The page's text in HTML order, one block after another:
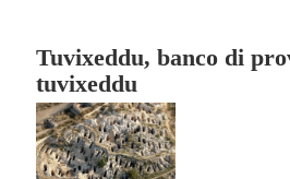
Tuvixeddu, banco di
tuvixeddu